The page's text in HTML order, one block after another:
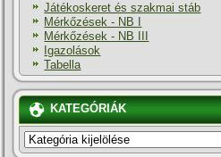
Játékoskeret és szakmai stáb
Mérkőzések - NB I
Mérkőzések - NB III
Igazolások
Tabella
KATEGÓRIÁK
KATEGÓRIÁK